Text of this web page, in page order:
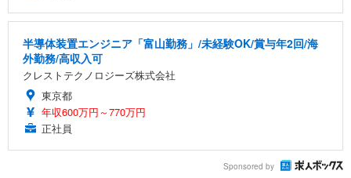
半導体装置エンジニア「富山勤務」/未経験OK/賞与年2回/海
外勤務/高収入可
クレストテクノロジーズ株式会社
東京都
年収600万円～770万円
正社員
Sponsored by